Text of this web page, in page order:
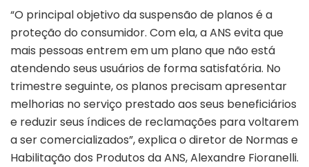
“O principal objetivo da suspensão de planos é a
proteção do consumidor. Com ela, a ANS evita que
mais pessoas entrem em um plano que não está
atendendo seus usuários de forma satisfatória. No
trimestre seguinte, os planos precisam apresentar
melhorias no serviço prestado aos seus beneficiários
e reduzir seus índices de reclamações para voltarem
a ser comercializados”, explica o diretor de Normas e
Habilitação dos Produtos da ANS, Alexandre Fioranelli.